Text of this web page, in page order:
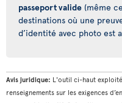
passeport valide (même
destinations où une
d’identité avec photo est
Avis juridique: L'outil ci-haut
renseignements sur les exigences